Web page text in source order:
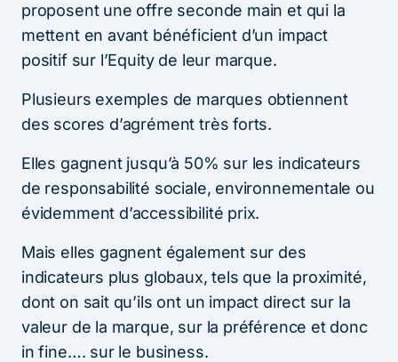
proposent une offre seconde main et qui la
mettent en avant bénéficient d’un impact
positif sur l’Equity de leur marque.
Plusieurs exemples de marques obtiennent
des scores d’agrément très forts.
Elles gagnent jusqu’à 50% sur les indicateurs
de responsabilité sociale, environnementale ou
évidemment d’accessibilité prix.
Mais elles gagnent également sur des
indicateurs plus globaux, tels que la proximité,
dont on sait qu’ils ont un impact direct sur la
valeur de la marque, sur la préférence et donc
in fine…. sur le business.